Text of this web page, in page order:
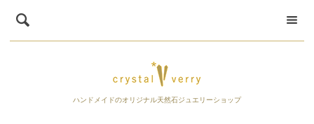
ハンドメイドのオリジナル天然石ジュエリーショップ